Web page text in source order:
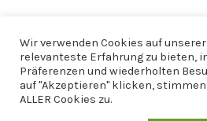
Wir verwenden Cookies auf
relevanteste Erfahrung zu bieten,
Präferenzen und wiederholten
auf "Akzeptieren" klicken, stimmen
ALLER Cookies zu.